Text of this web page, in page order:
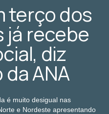
terço dos
já recebe
diz
ANA
é muito desigual nas
e Nordeste apresentando